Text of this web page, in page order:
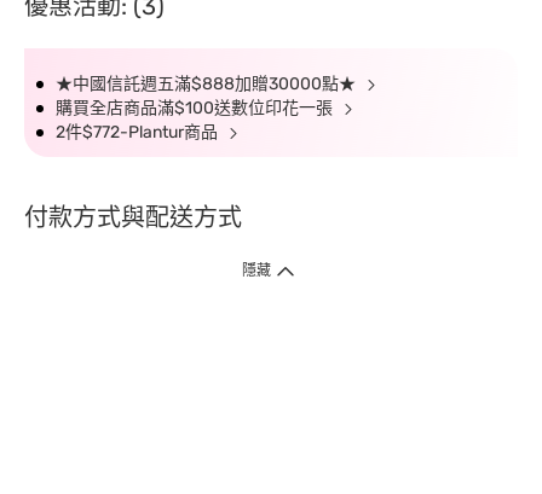
優惠活動: (3)
★中國信託週五滿$888加贈30000點★
購買全店商品滿$100送數位印花一張
2件$772-Plantur商品
付款方式與配送方式
隱藏